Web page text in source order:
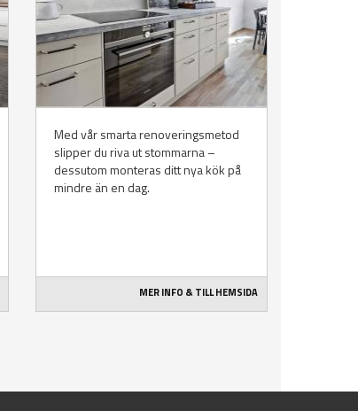
Med vår smarta renoveringsmetod
slipper du riva ut stommarna –
dessutom monteras ditt nya kök på
mindre än en dag.
MER INFO & TILL HEMSIDA